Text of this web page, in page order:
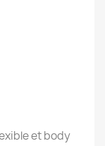
et body